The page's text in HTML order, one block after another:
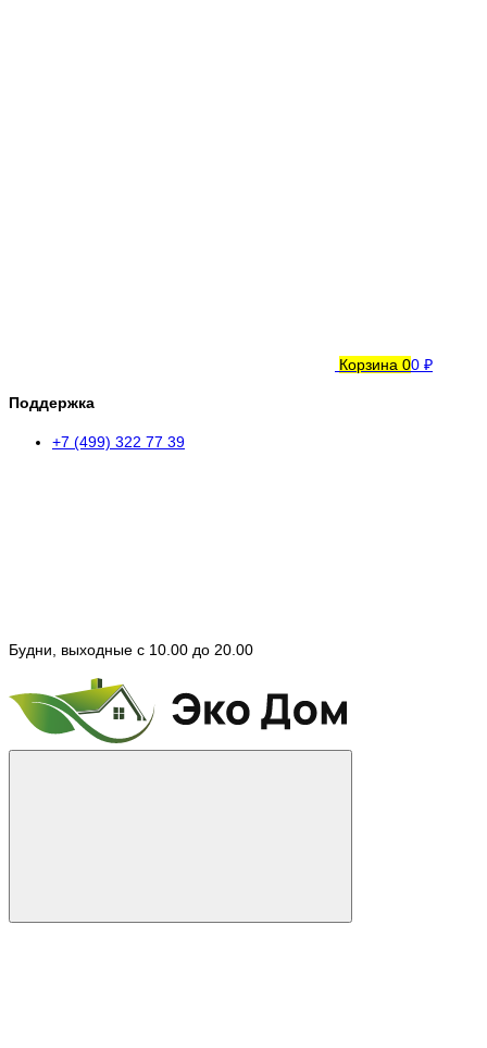
Корзина 00 ₽
Поддержка
+7 (499) 322 77 39
Будни, выходные с 10.00 до 20.00